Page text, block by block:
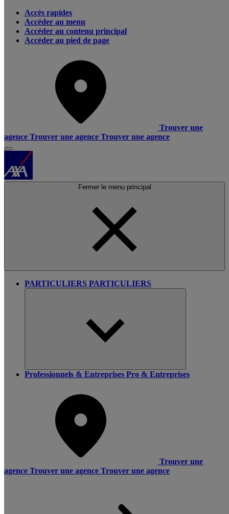
Accès rapides
Accéder au menu
Accéder au contenu principal
Accéder au pied de page
Trouver une
agence Trouver une agence Trouver une agence
Fermer le menu principal
PARTICULIERS PARTICULIERS
Professionnels & Entreprises Pro & Entreprises
Trouver une
agence Trouver une agence Trouver une agence